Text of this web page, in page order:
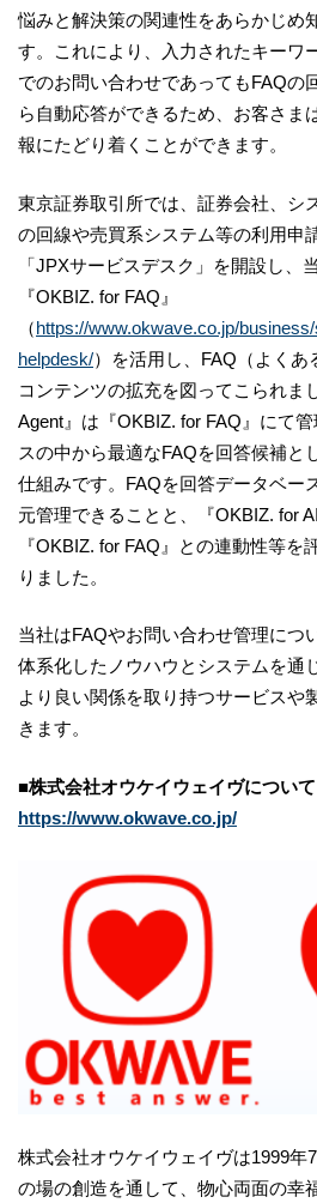
悩みと解決策の関連性をあらかじめ
す。これにより、入力されたキーワ
でのお問い合わせであってもFAQの
ら自動応答ができるため、お客さま
報にたどり着くことができます。
東京証券取引所では、証券会社、シ
の回線や売買系システム等の利用申
「JPXサービスデスク」を開設し、
『OKBIZ. for FAQ』
（https://www.okwave.co.jp/
helpdesk/）を活用し、FAQ（よくあ
コンテンツの拡充を図ってこられま
Agent』は『OKBIZ. for FAQ』にて
スの中から最適なFAQを回答候補と
仕組みです。FAQを回答データベー
元管理できることと、『OKBIZ. for
『OKBIZ. for FAQ』との連動性等を
りました。
当社はFAQやお問い合わせ管理につ
体系化したノウハウとシステムを通
より良い関係を取り持つサービスや
きます。
■株式会社オウケイウェイヴについて
https://www.okwave.co.jp/
株式会社オウケイウェイヴは1999年
の場の創造を通して、物心両面の幸